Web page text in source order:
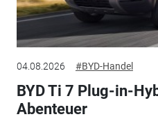
04.08.2026 #BYD-Handel
BYD Ti 7 Plug-in-
Abenteuer